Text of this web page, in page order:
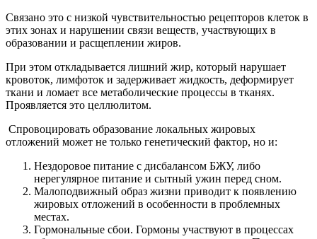
Связано это с низкой чувствительностью рецепторов клеток в
этих зонах и нарушении связи веществ, участвующих в
образовании и расщеплении жиров.
При этом откладывается лишний жир, который нарушает
кровоток, лимфоток и задерживает жидкость, деформирует
ткани и ломает все метаболические процессы в тканях.
Проявляется это целлюлитом.
Спровоцировать образование локальных жировых
отложений может не только генетический фактор, но и:
Нездоровое питание с дисбалансом БЖУ, либо
нерегулярное питание и сытный ужин перед сном.
Малоподвижный образ жизни приводит к появлению
жировых отложений в особенности в проблемных
местах.
Гормональные сбои. Гормоны участвуют в процессах